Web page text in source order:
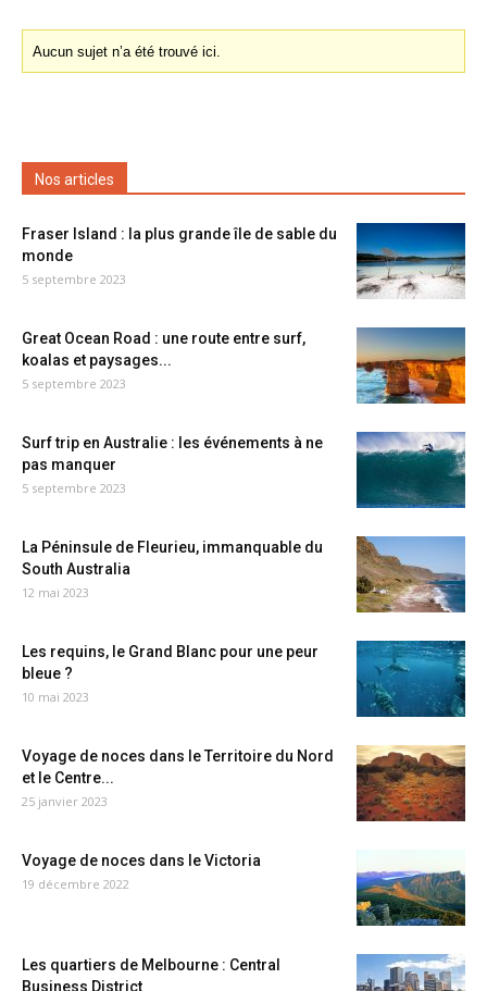
Aucun sujet n’a été trouvé ici.
Nos articles
Fraser Island : la plus grande île de sable du
monde
5 septembre 2023
Great Ocean Road : une route entre surf,
koalas et paysages...
5 septembre 2023
Surf trip en Australie : les événements à ne
pas manquer
5 septembre 2023
La Péninsule de Fleurieu, immanquable du
South Australia
12 mai 2023
Les requins, le Grand Blanc pour une peur
bleue ?
10 mai 2023
Voyage de noces dans le Territoire du Nord
et le Centre...
25 janvier 2023
Voyage de noces dans le Victoria
19 décembre 2022
Les quartiers de Melbourne : Central
Business District